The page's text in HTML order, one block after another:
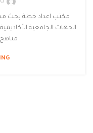
مكتب اعداد خطة بحث
الجهات الجامعية